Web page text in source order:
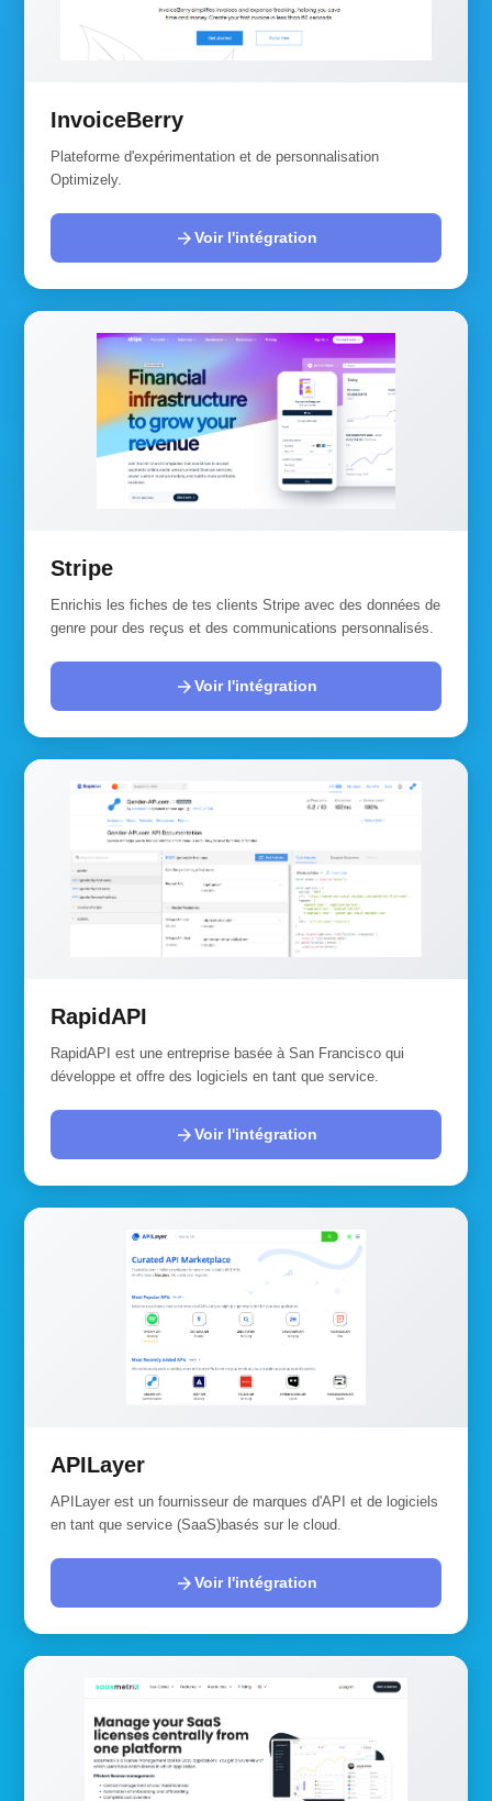
InvoiceBerry
Plateforme d'expérimentation et de personnalisation
Optimizely.
arrow_forwardVoir l'intégration
Stripe
Enrichis les fiches de tes clients Stripe avec des données de
genre pour des reçus et des communications personnalisés.
arrow_forwardVoir l'intégration
RapidAPI
RapidAPI est une entreprise basée à San Francisco qui
développe et offre des logiciels en tant que service.
arrow_forwardVoir l'intégration
APILayer
APILayer est un fournisseur de marques d'API et de logiciels
en tant que service (SaaS)basés sur le cloud.
arrow_forwardVoir l'intégration